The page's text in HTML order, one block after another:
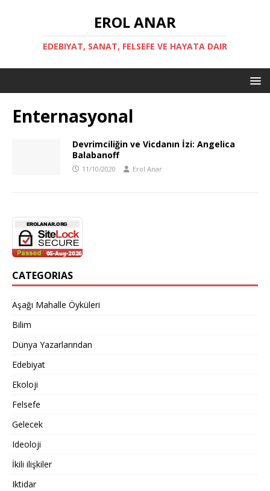
EROL ANAR
EDEBIYAT, SANAT, FELSEFE VE HAYATA DAIR
Enternasyonal
Devrimciliğin ve Vicdanın İzi: Angelica
Balabanoff
11/10/2020 Erol Anar
CATEGORIAS
Aşağı Mahalle Öyküleri
Bilim
Dünya Yazarlarından
Edebiyat
Ekoloji
Felsefe
Gelecek
Ideoloji
İkili ilişkiler
Iktidar